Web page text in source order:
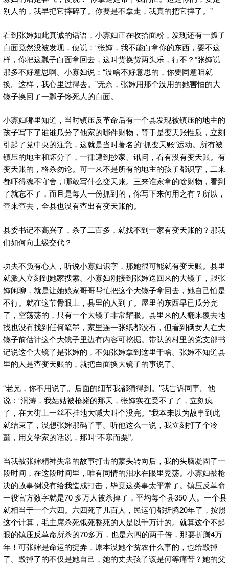
别人的，我早把它摔碎了。你要是不拿走，我真的把它摔了。”
看到张婶如此真诚的话语，小寡妇正在收拾面粉，发现还有一瓢子
白面竟然没被发现，便说：“张婶，我不能白拿你的东西，要不这
样，你把这瓢子白面拿回去，这叫货换货两头乐，行不？”张婶说
那多不好意思啊。小寡妇说：“没啥不好意思的，你要同意咱就
换。这样，我心里过得去。”无奈，张婶用那个没用的她害怕的大
镜子换回了一瓢子馋死人的白面。
小寡妇哪里知道，当时镇压反革命后有一个县发现被镇压的地主的
孩子写下了谁谁瓜分了他家的哪件财物，等于是变天账性质，立刻
引起了党中央的注意，这就是当时著名的“抓变天账”运动。所有被
镇压的地主和坏分子，一律遭到抄家、讯问，看有没有变天账。有
变天账的，格杀勿论。可一来不是所有的地主的孩子都识字，二来
都吓得魂不守舍，哪敢写什么变天账。三来谁家拿的啥财物，看到
了就忘不了，而且是每人一份抓到的，你写下来何用之有？所以，
查来查去，全县也没有查出有变天账的。
县委书记不高兴了，杀了二百多，就找不到一家有变天账的？那我
们如何向上级交代？
功夫不负有心人，听说小寡妇识字，那她很可能就有变天账。县里
就派人立刻到她家搜索。小寡妇刚接到张婶送回来的大镜子，跟张
婶闲聊，就是让她娘家哥哥帮忙把这个大镜子拿回去，她自己怕是
不行。就在这节骨眼上，县里的人到了。屋里的东西早已瓜分完
了，空荡荡的，只有一个大镜子非常耀眼。县里来的人翻来覆去地
找也没有找到任何笔墨，家里连一张纸都没有，但看到俩女人在大
镜子前估计这个大镜子里边有内容可挖掘。带队的村里的党支部书
记说这个大镜子是张婶的，不知张婶拿到这里干啥。张婶不知道县
里的人是查变天账的，就把白面换大镜子的事说了。
“老兄，你不用说了。后面的细节我都猜得到。”我告诉同事。他
说：“润涛，我姑姑被枪毙的那天，张婶实在受不了了，立刻疯
了，在大街上一丝不挂地大喊大叫个没完。”我本来以为故事到此
就结束了，没想张婶那码子事。听他这么一说，我立刻打了个冷
颤，用文学家的话说，那叫“不寒而栗”。
当我被张婶精神失常的故事打击的蒙头转向后，我的头脑凝固了一
段时间，在这段时间里，唯有同情的泪水在眼里晃荡。小寡妇被枪
决的故事倒没有给我造成打击，毕竟这类事太平常了。镇压反革命
一役官方数字就是70 多万人被杀掉了，平均每个县350 人。一个县
就相当于一个六四。六四死了几百人，民运们都折腾20年了，按照
这个计算，毛主席杀死饿死整死的人是以千万计的。就算这个不起
眼的镇压反革命所杀的70多万，也是六四的两千倍，那要折腾4万
年！可张婶是命运的捉弄，原本没她个贫农什么事的，也给毁掉
了。毁掉了的不仅是她自己，她的丈夫孩子该是何等痛苦？她的父